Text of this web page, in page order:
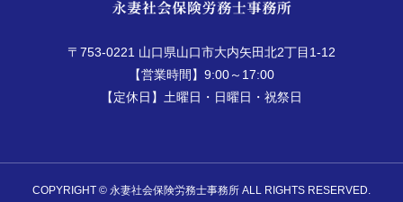
〒753-0221 山口県山口市大内矢田北2丁目1-12
【営業時間】9:00～17:00
【定休日】土曜日・日曜日・祝祭日
COPYRIGHT © 永妻社会保険労務士事務所 ALL RIGHTS RESERVED.